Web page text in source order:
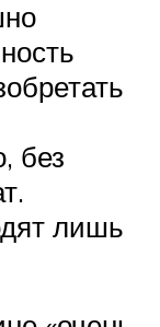
без
лишь